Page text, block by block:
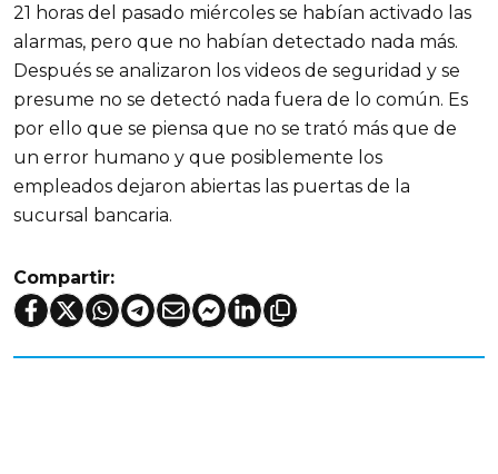
21 horas del pasado miércoles se habían activado las
alarmas, pero que no habían detectado nada más.
Después se analizaron los videos de seguridad y se
presume no se detectó nada fuera de lo común. Es
por ello que se piensa que no se trató más que de
un error humano y que posiblemente los
empleados dejaron abiertas las puertas de la
sucursal bancaria.
Compartir: